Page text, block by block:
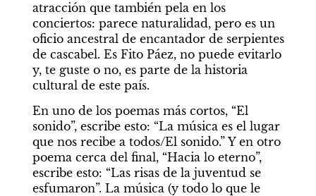
atracción que también pela en los
conciertos: parece naturalidad, pero es un
oficio ancestral de encantador de serpientes
de cascabel. Es Fito Páez, no puede evitarlo
y, te guste o no, es parte de la historia
cultural de este país.
En uno de los poemas más cortos, “El
sonido”, escribe esto: “La música es el lugar
que nos recibe a todos/El sonido.” Y en otro
poema cerca del final, “Hacia lo eterno”,
escribe esto: “Las risas de la juventud se
esfumaron”. La música (y todo lo que le